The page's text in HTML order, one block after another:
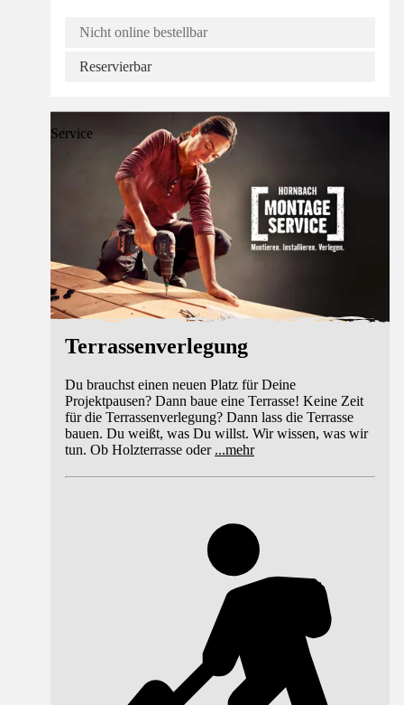
Nicht online bestellbar
Reservierbar
Service
Terrassenverlegung
Du brauchst einen neuen Platz für Deine
Projektpausen? Dann baue eine Terrasse! Keine Zeit
für die Terrassenverlegung? Dann lass die Terrasse
bauen. Du weißt, was Du willst. Wir wissen, was wir
tun. Ob Holzterrasse oder ...mehr